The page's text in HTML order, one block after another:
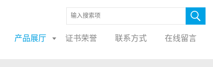
产品展厅 证书荣誉 联系方式 在线留言